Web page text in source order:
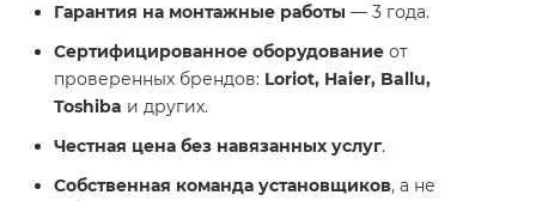
Гарантия на монтажные работы — 3 года.
Сертифицированное оборудование от
проверенных брендов: Loriot, Haier, Ballu,
Toshiba и других.
Честная цена без навязанных услуг.
Собственная команда установщиков, а не